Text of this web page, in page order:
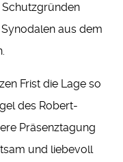
aus dem
Frist die Lage so
des Robert-
Präsenztagung
und liebevoll